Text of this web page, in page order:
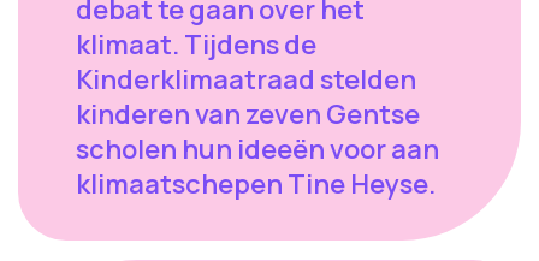
debat te gaan over het
klimaat. Tijdens de
Kinderklimaatraad stelden
kinderen van zeven Gentse
scholen hun ideeën voor aan
klimaatschepen Tine Heyse.